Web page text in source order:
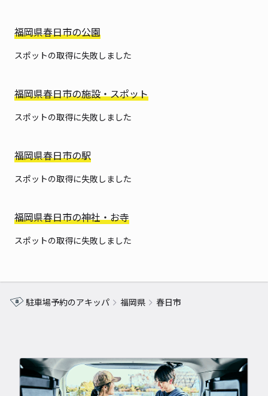
福岡県春日市の公園
スポットの取得に失敗しました
福岡県春日市の施設・スポット
スポットの取得に失敗しました
福岡県春日市の駅
スポットの取得に失敗しました
福岡県春日市の神社・お寺
スポットの取得に失敗しました
駐車場予約のアキッパ 福岡県 春日市